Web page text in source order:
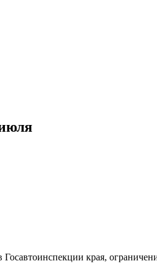
края,